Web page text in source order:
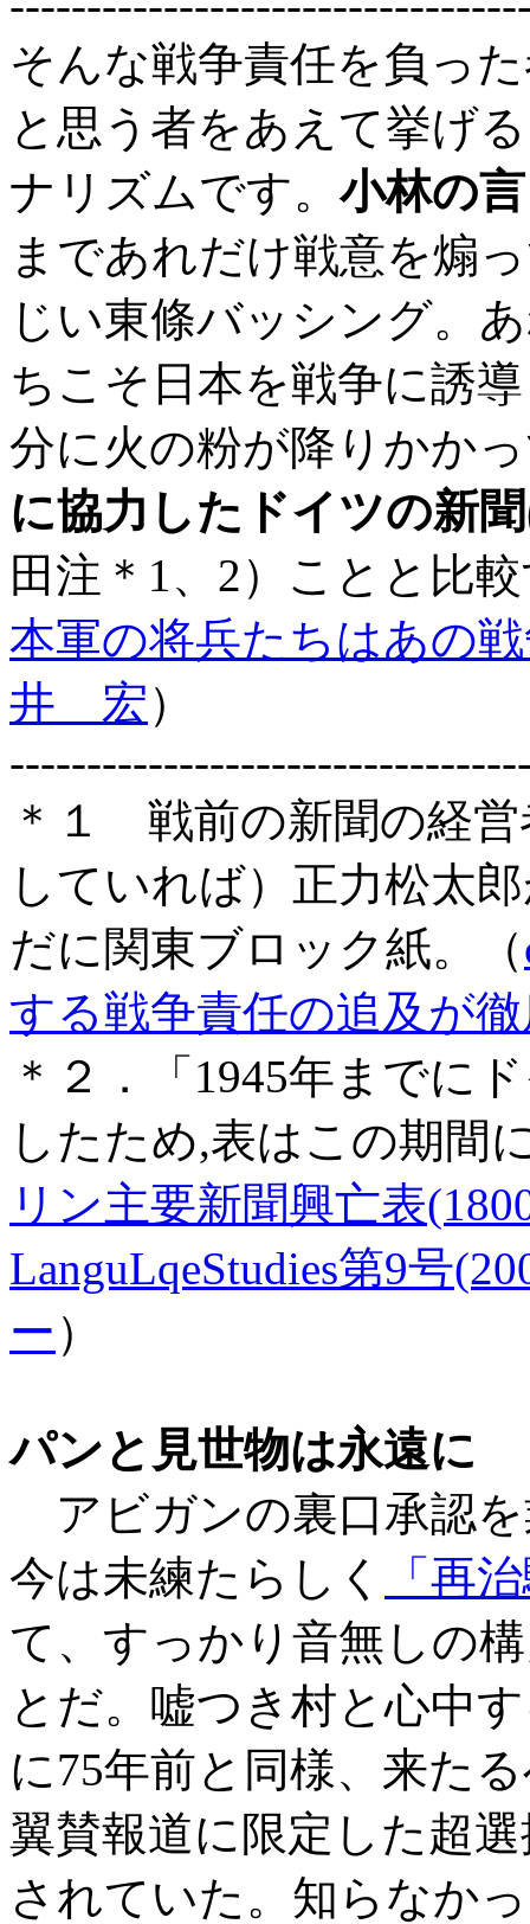
そんな戦争責任を負っ
と思う者をあえて挙げ
ナリズムです。小林の
まであれだけ戦意を煽
じい東條バッシング。
ちこそ日本を戦争に誘
分に火の粉が降りかか
に協力したドイツの新
田注＊1、2）ことと比
本軍の将兵たちはあの
井 宏）
＊１ 戦前の新聞の経
していれば）正力松太
だに関東ブロック紙。（
する戦争責任の追及が
＊２．「1945年までに
したため,表はこの期間
リン主要新聞興亡表
LanguLqeStudies第9号
ー ）
パンと見世物は永遠に
アビガンの裏口承認
今は未練たらしく
「再
て、すっかり音無しの
とだ。嘘つき村と心中
に75年前と同様、来た
翼賛報道に限定した超
されていた。知らなか